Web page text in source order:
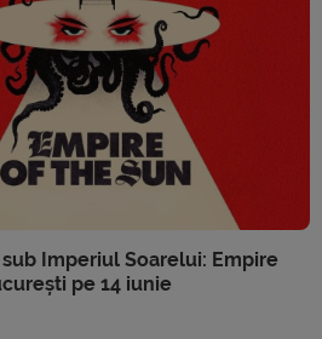
Imperiul Soarelui: Empire
pe 14 iunie